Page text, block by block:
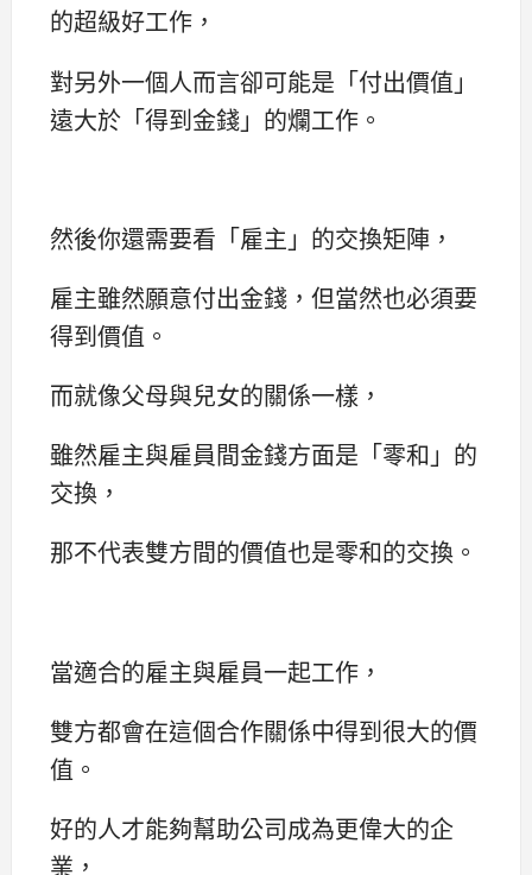
的超級好工作，
對另外一個人而言卻可能是「付出價值」
遠大於「得到金錢」的爛工作。
然後你還需要看「雇主」的交換矩陣，
雇主雖然願意付出金錢，但當然也必須要
得到價值。
而就像父母與兒女的關係一樣，
雖然雇主與雇員間金錢方面是「零和」的
交換，
那不代表雙方間的價值也是零和的交換。
當適合的雇主與雇員一起工作，
雙方都會在這個合作關係中得到很大的價
值。
好的人才能夠幫助公司成為更偉大的企
業，